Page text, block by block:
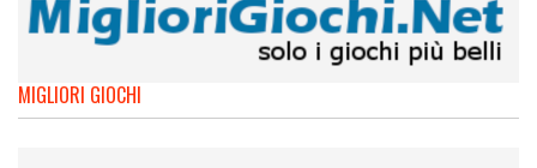
MIGLIORI GIOCHI